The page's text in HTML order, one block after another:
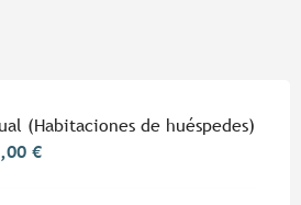
(Habitaciones de huéspedes)
€